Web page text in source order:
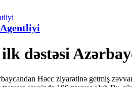
dəstəsi
Həcc ziyarətinə getmiş